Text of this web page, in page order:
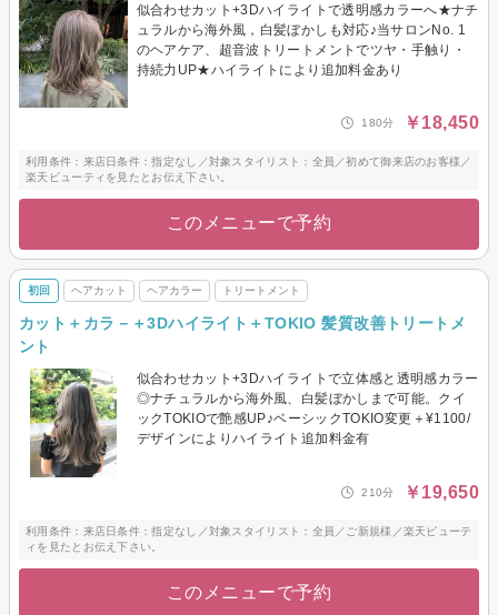
似合わせカット+3Dハイライトで透明感カラーへ★ナチ
ュラルから海外風，白髪ぼかしも対応♪当サロンNo. 1
のヘアケア、超音波トリートメントでツヤ・手触り・
持続力UP★ハイライトにより追加料金あり
180分 ￥18,450
利用条件：来店日条件：指定なし／対象スタイリスト：全員／初めて御来店のお客様／
楽天ビューティを見たとお伝え下さい。
このメニューで予約
初回 ヘアカット ヘアカラー トリートメント
カット＋カラ－＋3Dハイライト＋TOKIO 髪質改善トリートメ
ント
似合わせカット+3Dハイライトで立体感と透明感カラー
◎ナチュラルから海外風、白髪ぼかしまで可能。クイ
ックTOKIOで艶感UP♪ベーシックTOKIO変更＋¥1100/
デザインによりハイライト追加料金有
210分 ￥19,650
利用条件：来店日条件：指定なし／対象スタイリスト：全員／ご新規様／楽天ビューテ
ィを見たとお伝え下さい。
このメニューで予約